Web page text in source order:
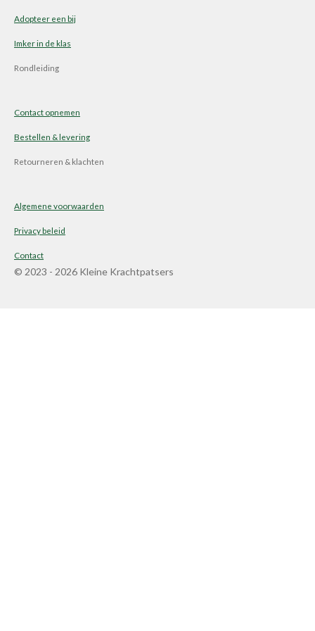
Adopteer een bij
Imker in de klas
Rondleiding
Contact opnemen
Bestellen & levering
Retourneren & klachten
Algemene voorwaarden
Privacy beleid
Contact
© 2023 - 2026 Kleine Krachtpatsers